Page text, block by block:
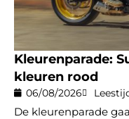
Kleurenparade:
kleuren rood
06/08/2026
De kleurenparade